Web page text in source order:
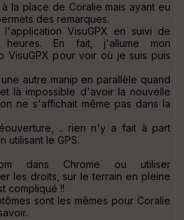
la place de Coralie mais ayant eu
des remarques.
VisuGPX en suivi de
heures. En fait, j'allume mon
VisuGPX pour voir où je suis puis
autre manip en parallèle quand
là impossible d'avoir la nouvelle
ne s'affichait même pas dans la
.. rien n'y a fait à part
utilisant le GPS.
dans Chrome ou utiliser
les droits, sur le terrain en pleine
compliqué !!
sont les mêmes pour Coralie